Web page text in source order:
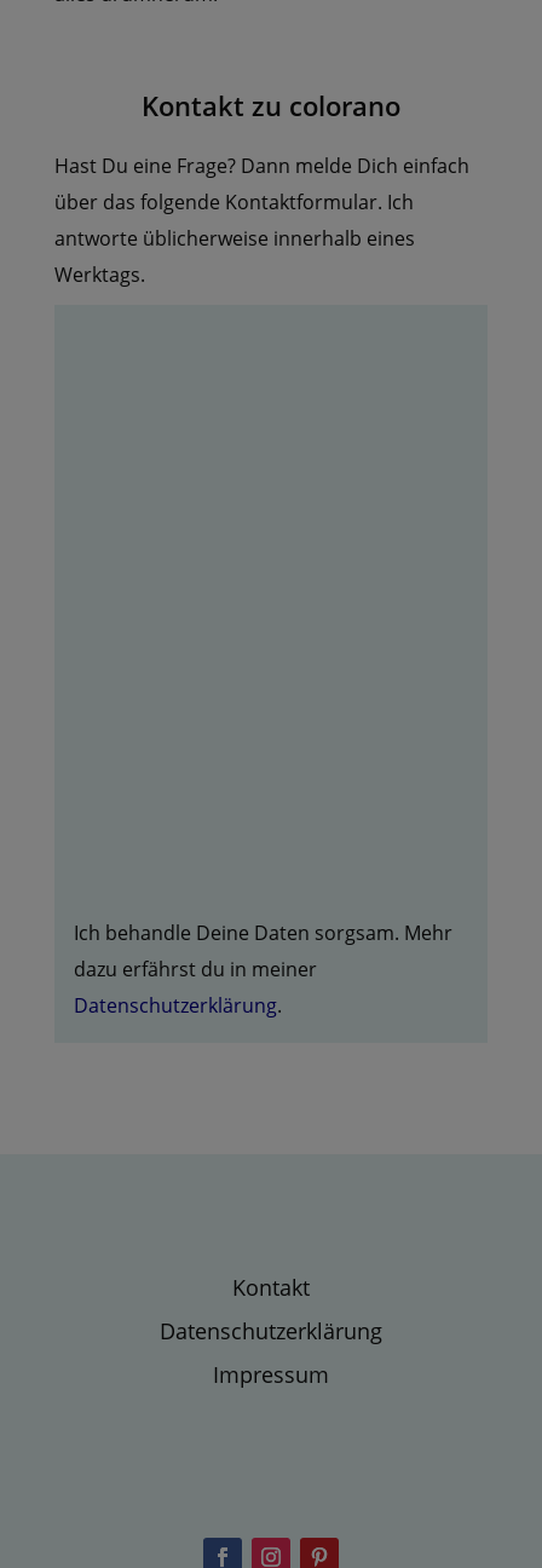
Kontakt zu colorano
Hast Du eine Frage? Dann melde Dich einfach
über das folgende Kontaktformular. Ich
antworte üblicherweise innerhalb eines
Werktags.
Ich behandle Deine Daten sorgsam. Mehr
dazu erfährst du in meiner
Datenschutzerklärung.
Kontakt
Datenschutzerklärung
Impressum